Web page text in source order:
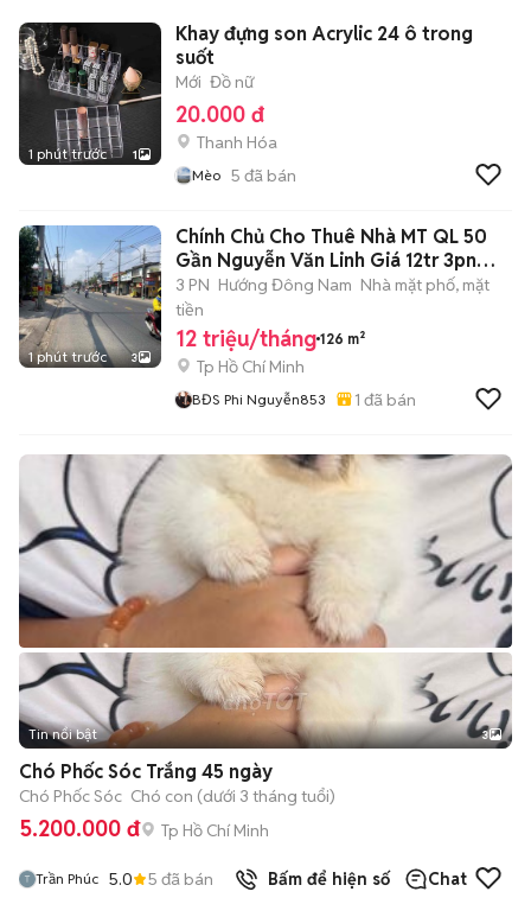
1 phút trước 1
Khay đựng son Acrylic 24 ô trong
suốt
Mới Đồ nữ
20.000 đ
Thanh Hóa
Mèo 5 đã bán
1 phút trước 3
Chính Chủ Cho Thuê Nhà MT QL 50
Gần Nguyễn Văn Linh Giá 12tr 3pn
3wc
3 PN Hướng Đông Nam Nhà mặt phố, mặt
tiền
12 triệu/tháng 126 m²
Tp Hồ Chí Minh
BĐS Phi Nguyễn853 1 đã bán
Tin nổi bật 3
Chó Phốc Sóc Trắng 45 ngày
Chó Phốc Sóc Chó con (dưới 3 tháng tuổi)
5.200.000 đ Tp Hồ Chí Minh
Trần Phúc 5.0 5 đã bán Bấm để hiện số Chat